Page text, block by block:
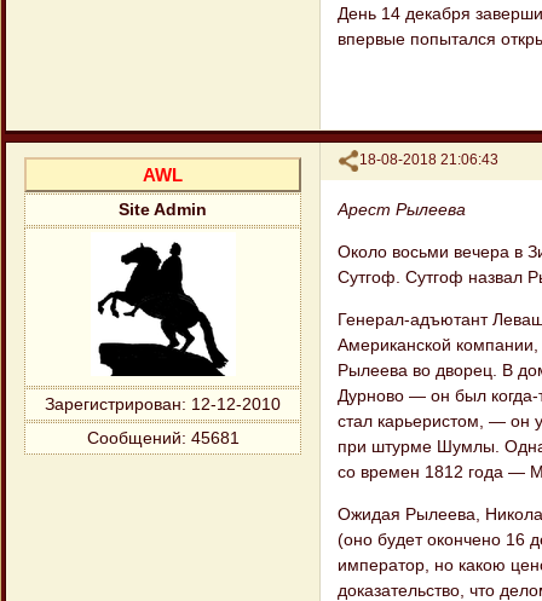
День 14 декабря
впервые попытался
Поделиться
18-08-2018 21:06:43
AWL
Site Admin
Зарегистрирован: 12-12-2010
Сообщений: 45681
Арест Рылеева
Около восьми вечера в
Сутгоф. Сутгоф назвал
Генерал-адъютант
Американской компании,
Рылеева во дворец. В
Дурново — он был
стал карьеристом, — он
при штурме Шумлы.
со времен 1812 года —
Ожидая Рылеева,
(оно будет окончено 16
император, но какою
доказательство, что